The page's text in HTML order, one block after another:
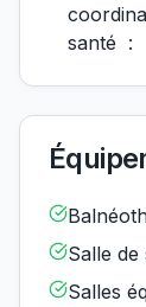
santé :
Salle
Salles